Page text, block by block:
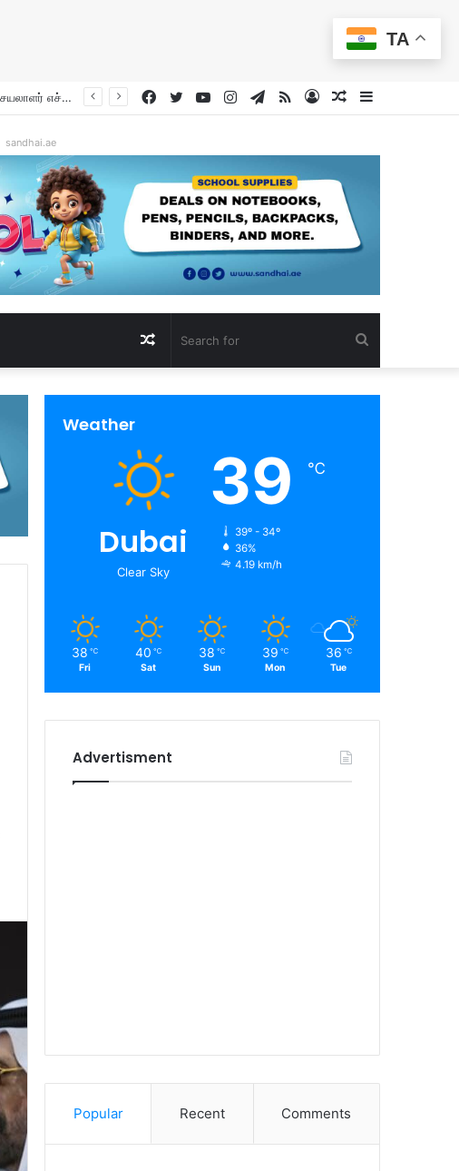
Random
Log
RSS
Telegram
Instagram
YouTube
Twitter
Facebook
sandhai.ae
for
Random
Article
Weather
Dubai
Clear Sky
39 ℃
39º - 34º
36%
4.19 km/h
38 ℃
Fri
40 ℃
Sat
38 ℃
Sun
39 ℃
Mon
36 ℃
Tue
Advertisment
Popular Recent Comments
TA